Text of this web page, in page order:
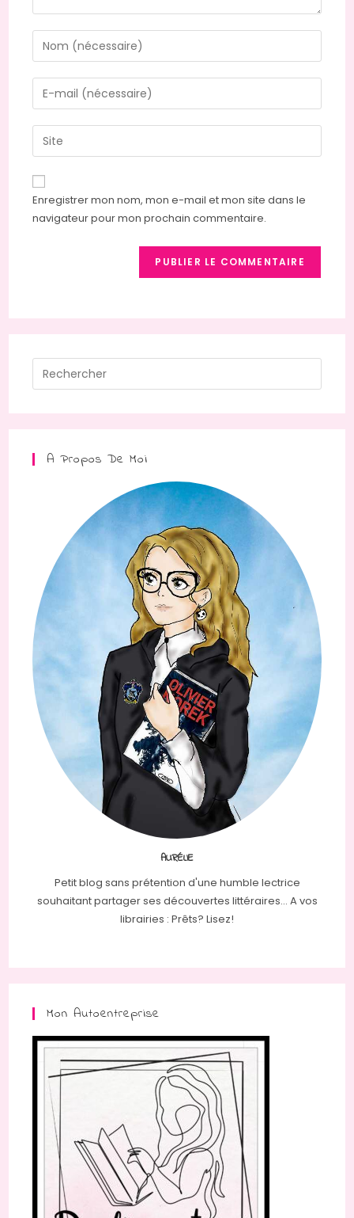
Enregistrer mon nom, mon e-mail et mon site dans le
navigateur pour mon prochain commentaire.
A Propos De Moi
AURÉLIE
Petit blog sans prétention d'une humble lectrice
souhaitant partager ses découvertes littéraires... A vos
librairies : Prêts? Lisez!
Mon Autoentreprise